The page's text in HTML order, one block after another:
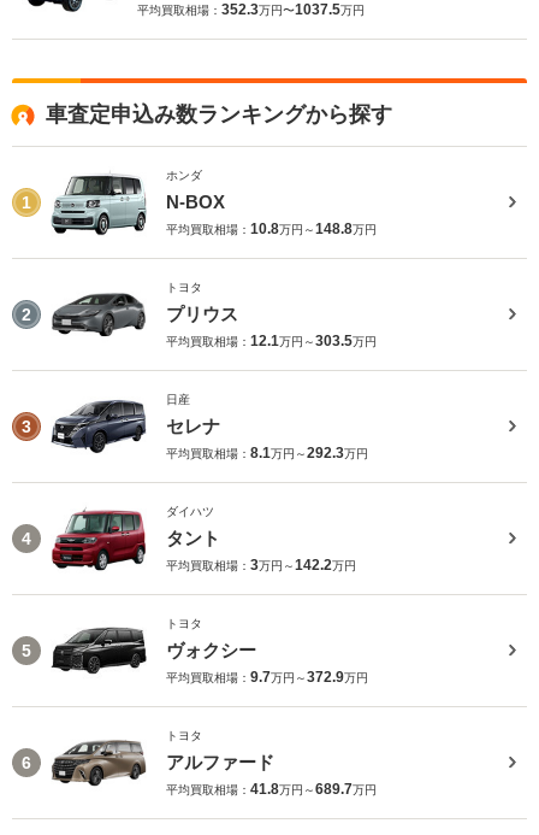
平均買取相場： 352.3万円〜1037.5万円
車査定申込み数ランキングから探す
1
ホンダ
N-BOX
平均買取相場： 10.8万円～148.8万円
2
トヨタ
プリウス
平均買取相場： 12.1万円～303.5万円
3
日産
セレナ
平均買取相場： 8.1万円～292.3万円
4
ダイハツ
タント
平均買取相場： 3万円～142.2万円
5
トヨタ
ヴォクシー
平均買取相場： 9.7万円～372.9万円
6
トヨタ
アルファード
平均買取相場： 41.8万円～689.7万円